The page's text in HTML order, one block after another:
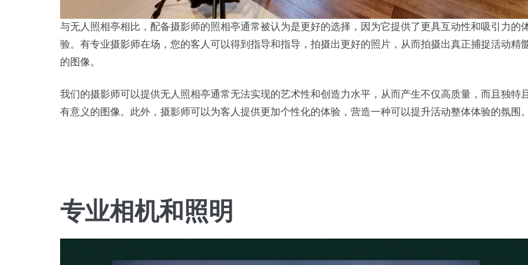
与无人照相亭相比，配备摄影师的照相亭通常被认为是更好的选择，因为它提供了更具互动性和吸引力的
验。有专业摄影师在场，您的客人可以得到指导和指导，拍摄出更好的照片，从而拍摄出真正捕捉活动精
的图像。
我们的摄影师可以提供无人照相亭通常无法实现的艺术性和创造力水平，从而产生不仅高质量，而且独特
有意义的图像。此外，摄影师可以为客人提供更加个性化的体验，营造一种可以提升活动整体体验的氛围
专业相机和照明